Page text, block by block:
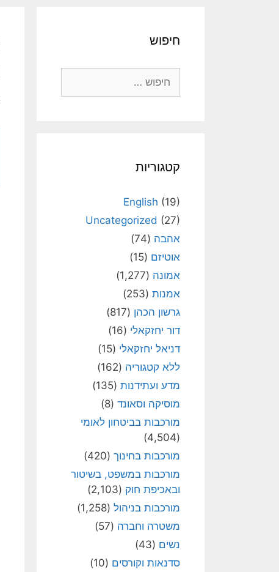
חיפוש
קטגוריות
English (19)
Uncategorized (27)
אהבה (74)
אוטיזם (15)
אמונה (1,277)
אמנות (253)
גרשון הכהן (817)
דור יחזקאלי (16)
דניאל יחזקאלי (15)
ללא קטגוריה (162)
מדע ועתידנות (135)
מוסיקה וסאונד (8)
מורכבות בביטחון לאומי
(4,504)
מורכבות בחינוך (420)
מורכבות במשפט, בשיטור
ובאכיפת חוק (2,103)
מורכבות בניהול (1,258)
משטרה וחברה (57)
נשים (43)
סדנאות וקורסים (10)